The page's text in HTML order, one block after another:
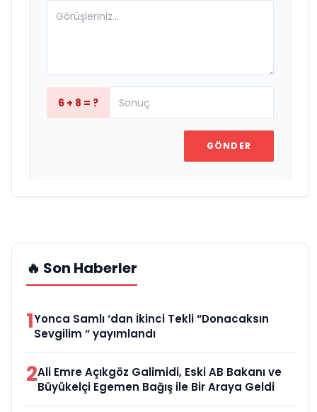
6 + 8 = ?
GÖNDER
🔥 Son Haberler
1Yonca Samlı ‘dan İkinci Tekli “Donacaksın
Sevgilim “ yayımlandı
2Ali Emre Açıkgöz Galimidi, Eski AB Bakanı ve
Büyükelçi Egemen Bağış ile Bir Araya Geldi